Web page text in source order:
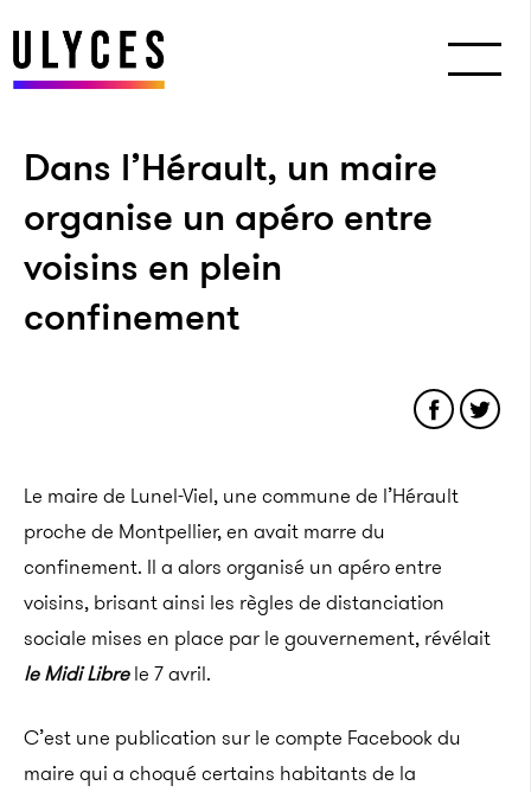
Dans l’Hérault, un maire
organise un apéro entre
voisins en plein
confinement
Le maire de Lunel-Viel, une commune de l’Hérault
proche de Montpellier, en avait marre du
confinement. Il a alors organisé un apéro entre
voisins, brisant ainsi les règles de distanciation
sociale mises en place par le gouvernement, révélait
le Midi Librele 7 avril.
C’est une publication sur le compte Facebook du
maire qui a choqué certains habitants de la